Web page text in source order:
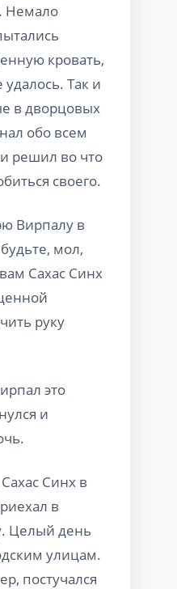
Немало
кровать,
Так и
в дворцовых
обо всем
решил во что
своего.
Вирпалу в
мол,
Сахас Синх
руку
это
и
Синх в
в
Целый день
улицам.
постучался